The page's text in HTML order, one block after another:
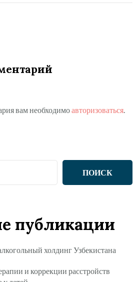
вам необходимоавторизоваться.
ПОИСК
публикации
холдинг Узбекистана
и коррекции расстройств